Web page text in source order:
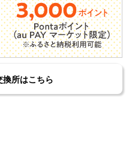
換所はこちら